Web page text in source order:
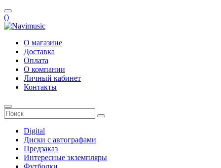
()
О магазине
Доставка
Оплата
О компании
Личный кабинет
Контакты
Digital
Диски с автографами
Предзаказ
Интересные экземпляры
Футболки